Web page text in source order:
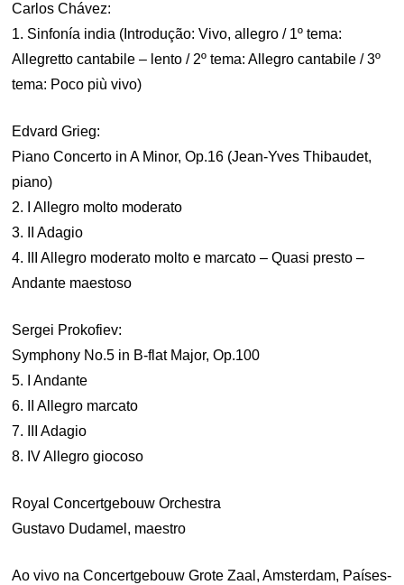
Carlos Chávez:
1. Sinfonía india (Introdução: Vivo, allegro / 1º tema:
Allegretto cantabile – lento / 2º tema: Allegro cantabile / 3º
tema: Poco più vivo)
Edvard Grieg:
Piano Concerto in A Minor, Op.16 (Jean-Yves Thibaudet,
piano)
2. I Allegro molto moderato
3. II Adagio
4. III Allegro moderato molto e marcato – Quasi presto –
Andante maestoso
Sergei Prokofiev:
Symphony No.5 in B-flat Major, Op.100
5. I Andante
6. II Allegro marcato
7. III Adagio
8. IV Allegro giocoso
Royal Concertgebouw Orchestra
Gustavo Dudamel, maestro
Ao vivo na Concertgebouw Grote Zaal, Amsterdam, Países-